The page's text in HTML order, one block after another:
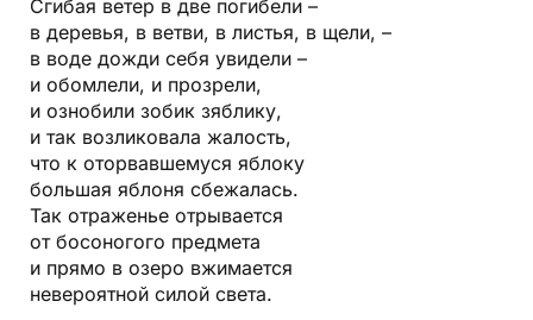
Сгибая ветер в две погибели –
в деревья, в ветви, в листья, в щели, –
в воде дожди себя увидели –
и обомлели, и прозрели,
и ознобили зобик зяблику,
и так возликовала жалость,
что к оторвавшемуся яблоку
большая яблоня сбежалась.
Так отраженье отрывается
от босоногого предмета
и прямо в озеро вжимается
невероятной силой света.